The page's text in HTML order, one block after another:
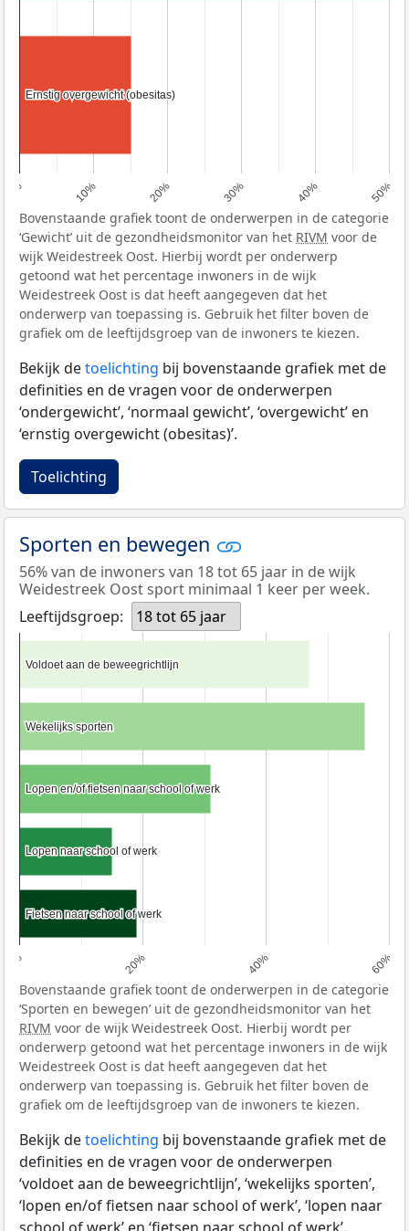
0% 10% 20% 30% 40% 50%
Ernstig overgewicht (obesitas)
Ernstig overgewicht (obesitas)
Bovenstaande grafiek toont de onderwerpen in de categorie
‘Gewicht’ uit de gezondheidsmonitor van het RIVM voor de
wijk Weidestreek Oost. Hierbij wordt per onderwerp
getoond wat het percentage inwoners in de wijk
Weidestreek Oost is dat heeft aangegeven dat het
onderwerp van toepassing is. Gebruik het filter boven de
grafiek om de leeftijdsgroep van de inwoners te kiezen.
Bekijk detoelichting bij bovenstaande grafiek met de
definities en de vragen voor de onderwerpen
‘ondergewicht’, ‘normaal gewicht’, ‘overgewicht’ en
‘ernstig overgewicht (obesitas)’.
Toelichting
Sporten en bewegen
56% van de inwoners van 18 tot 65 jaar in de wijk
Weidestreek Oost sport minimaal 1 keer per week.
Leeftijdsgroep:
18 tot 65 jaar
0% 20% 40% 60%
Voldoet aan de beweegrichtlijn
Voldoet aan de beweegrichtlijn
Wekelijks sporten
Wekelijks sporten
Lopen en/of fietsen naar school of werk
Lopen en/of fietsen naar school of werk
Lopen naar school of werk
Lopen naar school of werk
Fietsen naar school of werk
Fietsen naar school of werk
Bovenstaande grafiek toont de onderwerpen in de categorie
‘Sporten en bewegen’ uit de gezondheidsmonitor van het
RIVM voor de wijk Weidestreek Oost. Hierbij wordt per
onderwerp getoond wat het percentage inwoners in de wijk
Weidestreek Oost is dat heeft aangegeven dat het
onderwerp van toepassing is. Gebruik het filter boven de
grafiek om de leeftijdsgroep van de inwoners te kiezen.
Bekijk detoelichting bij bovenstaande grafiek met de
definities en de vragen voor de onderwerpen
‘voldoet aan de beweegrichtlijn’, ‘wekelijks sporten’,
‘lopen en/of fietsen naar school of werk’, ‘lopen naar